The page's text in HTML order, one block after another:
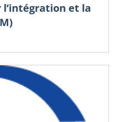
l’intégration et la